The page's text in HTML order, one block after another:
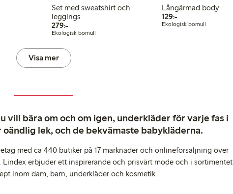
Set med sweatshirt och
leggings
279:-279,00 kr
Ekologisk bomull
Långärmad body
129:-129,00 kr
Ekologisk bomull
Visa mer
vill bära om och om igen, underkläder för varje fas i
lek, och de bekvämaste babykläderna.
med ca 440 butiker på 17 marknader och onlineförsäljning över
erbjuder ett inspirerande och prisvärt mode och i sortimentet
inom dam, barn, underkläder och kosmetik.